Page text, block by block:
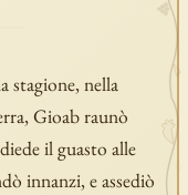
stagione, nella
Gioab raunò
il guasto alle
innanzi, e assediò